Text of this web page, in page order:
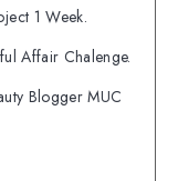
1 Week.
Affair Chalenge.
Blogger MUC